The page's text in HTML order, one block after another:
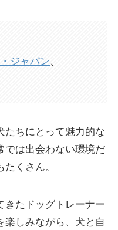
ジャパン、
たちにとって魅力的な
では出会わない環境だ
くさん。
きたドッグトレーナー
楽しみながら、犬と自